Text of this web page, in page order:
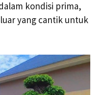
kondisi prima,
yang cantik untuk